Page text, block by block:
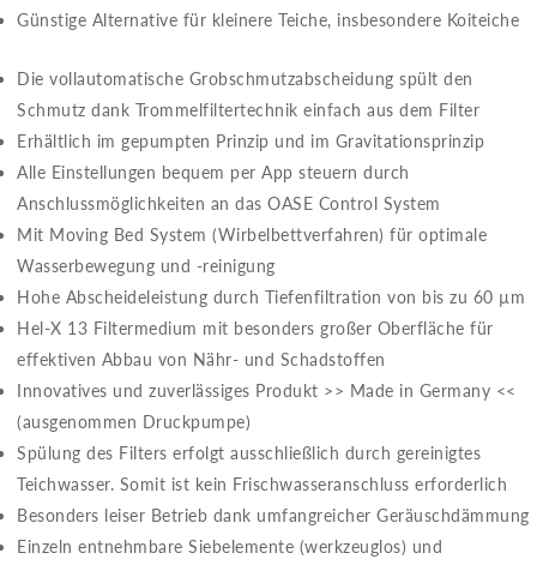
Günstige Alternative für kleinere Teiche, insbesondere Koiteiche
Die vollautomatische Grobschmutzabscheidung spült den
Schmutz dank Trommelfiltertechnik einfach aus dem Filter
Erhältlich im gepumpten Prinzip und im Gravitationsprinzip
Alle Einstellungen bequem per App steuern durch
Anschlussmöglichkeiten an das OASE Control System
Mit Moving Bed System (Wirbelbettverfahren) für optimale
Wasserbewegung und -reinigung
Hohe Abscheideleistung durch Tiefenfiltration von bis zu 60 µm
Hel-X 13 Filtermedium mit besonders großer Oberfläche für
effektiven Abbau von Nähr- und Schadstoffen
Innovatives und zuverlässiges Produkt >> Made in Germany <<
(ausgenommen Druckpumpe)
Spülung des Filters erfolgt ausschließlich durch gereinigtes
Teichwasser. Somit ist kein Frischwasseranschluss erforderlich
Besonders leiser Betrieb dank umfangreicher Geräuschdämmung
Einzeln entnehmbare Siebelemente (werkzeuglos) und